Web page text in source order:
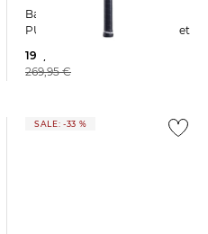
Babolat | Tennis Schläger
PURE DRIVE GEN11 unbesaitet
192,55 €
269,95 €
SALE: -33 %